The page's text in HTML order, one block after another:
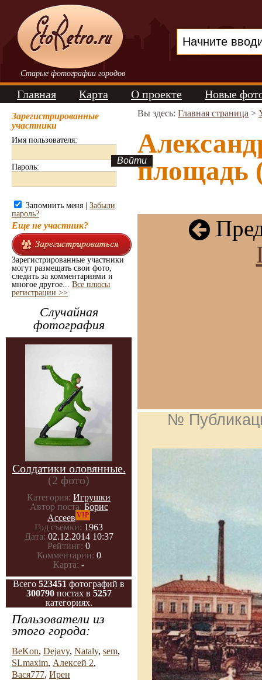
Старые фотографии городов
Главная Карта О проекте Новые
Зарегистрированные
участники
Имя пользователя:
Пароль:
Запомнить меня | Забыли
пароль?
Еще не участник?
Зарегистрированные участники
могут размещать свои фото,
следить за комментариями и
многое другое... Все плюсы
регистрации >>
Случайная
фотография
Солдатики оловянные.
(2 фото)
Категория: Игрушки
Автор поста: Борис
Ассеев VIP
Год съемки: 1963
Дата: 02.12.2014 10:37
Рейтинг: 0
Комментарии: 0
Карта: -
Всего 523451 фотографий в
300790постах в 5257
категориях.
Пользователи из
этого города:
BeKon, Dejavy, Nataly, sem,
SLmaxim, Алексей 2,
Вася777, Ирен
Вы здесь: Главная страница >
площадь
№